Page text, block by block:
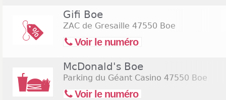
Gifi Boe
ZAC de Gresaille 47550 Boe
Voir le numéro
McDonald's Boe
Parking du Géant Casino 47550 Boe
Voir le numéro